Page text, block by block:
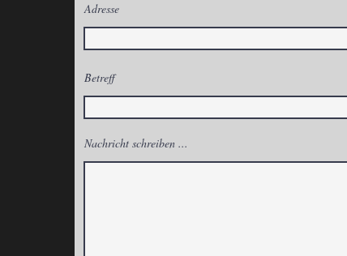
Adresse
Betreff
Nachricht schreiben ...